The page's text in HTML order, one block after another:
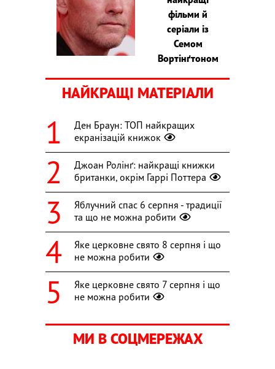
фільми й
серіали із
Семом
Вортінґтоном
НАЙКРАЩІ МАТЕРІАЛИ
Ден Браун: ТОП найкращих
екранізацій книжок
Джоан Ролінґ: найкращі книжки
британки, окрім Гаррі Поттера
Яблучний спас 6 серпня - традиції
та що не можна робити
Яке церковне свято 8 серпня і що
не можна робити
Яке церковне свято 7 серпня і що
не можна робити
МИ В СОЦМЕРЕЖАХ